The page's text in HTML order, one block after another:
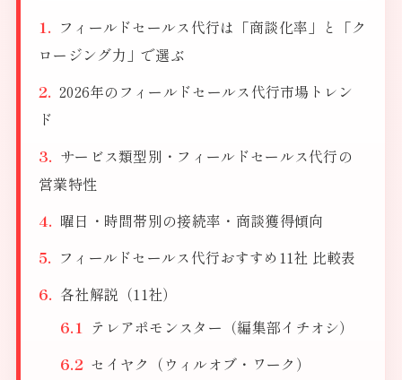
フィールドセールス代行は「商談化率」と「ク
ロージング力」で選ぶ
2026年のフィールドセールス代行市場トレン
ド
サービス類型別・フィールドセールス代行の
営業特性
曜日・時間帯別の接続率・商談獲得傾向
フィールドセールス代行おすすめ11社 比較表
各社解説（11社）
テレアポモンスター（編集部イチオシ）
セイヤク（ウィルオブ・ワーク）